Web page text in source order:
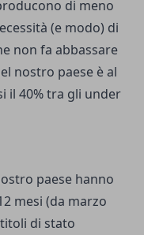
di meno
(e modo) di
non fa abbassare
nostro paese è al
il 40% tra gli under
paese hanno
mesi (da marzo
di stato